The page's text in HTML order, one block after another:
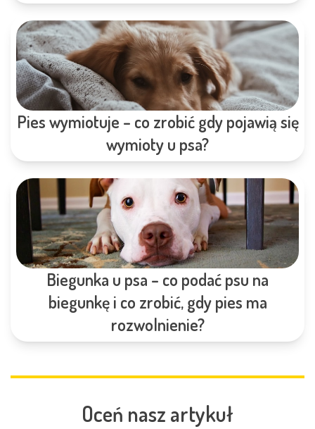
Pies wymiotuje – co zrobić gdy pojawią się
wymioty u psa?
Biegunka u psa – co podać psu na
biegunkę i co zrobić, gdy pies ma
rozwolnienie?
Oceń nasz artykuł